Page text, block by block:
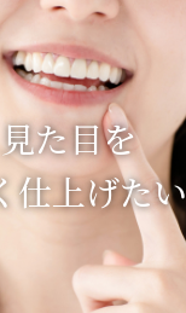
見た目を
仕上げたい